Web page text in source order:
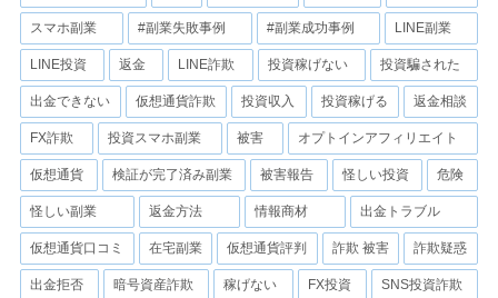
スマホ副業 #副業失敗事例 #副業成功事例 LINE副業
LINE投資 返金 LINE詐欺 投資稼げない 投資騙された
出金できない 仮想通貨詐欺 投資収入 投資稼げる 返金相談
FX詐欺 投資スマホ副業 被害 オプトインアフィリエイト
仮想通貨 検証が完了済み副業 被害報告 怪しい投資 危険
怪しい副業 返金方法 情報商材 出金トラブル
仮想通貨口コミ 在宅副業 仮想通貨評判 詐欺 被害 詐欺疑惑
出金拒否 暗号資産詐欺 稼げない FX投資 SNS投資詐欺